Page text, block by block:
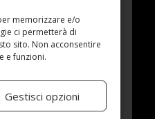
memorizzare e/o
ci permetterà di
sito. Non acconsentire
e funzioni.
Gestisci opzioni